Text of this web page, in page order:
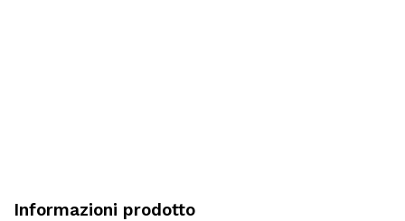
Informazioni prodotto